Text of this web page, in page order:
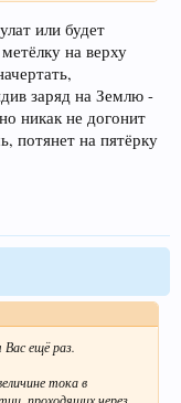
или будет
на верху
заряд на Землю -
никак не догонит
потянет на пятёрку
ещё раз.
тока в
проходящих через